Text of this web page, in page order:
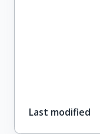
Last modified